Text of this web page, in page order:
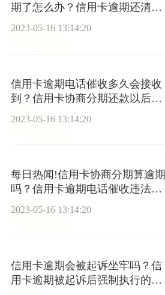
期了怎么办？信用卡逾期还清后
还能用吗?
2023-05-16 13:14:20
信用卡逾期电话催收多久会接收
到？信用卡协商分期还款以后逾
2023-05-16 13:14:20
每日热闻!信用卡协商分期算逾期
吗？信用卡逾期电话催收违法
吗？
2023-05-16 13:14:20
信用卡逾期会被起诉坐牢吗？信
用卡逾期被起诉后强制执行的条